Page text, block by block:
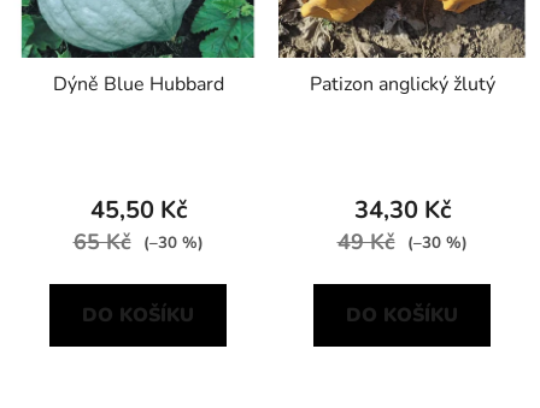
Dýně Blue Hubbard
45,50 Kč
65 Kč (–30 %)
DO KOŠÍKU
Patizon anglický žlutý
34,30 Kč
49 Kč (–30 %)
DO KOŠÍKU